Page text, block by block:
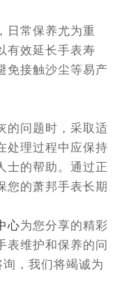
常保养尤为重
有效延长手表寿
免接触沙尘等易产
问题时，采取适
处理过程中应保持
士的帮助。通过正
您的萧邦手表长期
心为您分享的精彩
表维护和保养的问
，我们将竭诚为